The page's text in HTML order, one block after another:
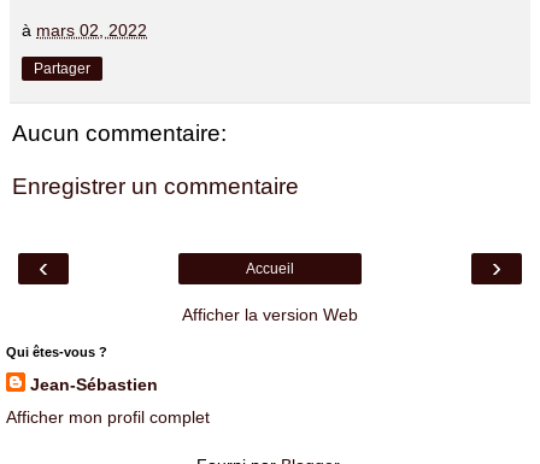
à mars 02, 2022
Partager
Aucun commentaire:
Enregistrer un commentaire
‹ ›
Accueil
Afficher la version Web
Qui êtes-vous ?
Jean-Sébastien
Afficher mon profil complet